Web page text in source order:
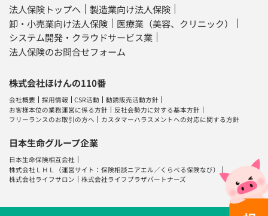
法人保険トップへ
製造業向け法人保険
卸・小売業向け法人保険
医療業（美容、クリニック）
システム開発・クラウドサービス業
法人保険のお問合せフォーム
株式会社ほけんの110番
会社概要 採用情報 CSR活動
勧誘販売活動方針
お客様本位の業務運営に係る方針
反社会勢力に対する基本方針
フリーランスのお取引の方へ
カスタマーハラスメントへの対応に関する方針
日本生命グループ企業
日本生命保険相互会社
株式会社ＬＨＬ
（運営サイト：保険相談ニアエル ／ くらべる保険なび）
株式会社ライフサロン
株式会社ライフプラザパートナーズ